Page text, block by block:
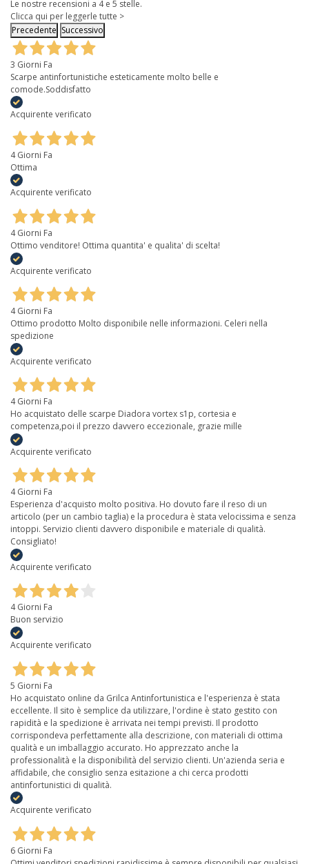
Le nostre recensioni a 4 e 5 stelle.
Clicca qui per leggerle tutte >
Precedente Successivo
3 Giorni Fa
Scarpe antinfortunistiche esteticamente molto belle e
comode.Soddisfatto
Acquirente verificato
4 Giorni Fa
Ottima
Acquirente verificato
4 Giorni Fa
Ottimo venditore! Ottima quantita' e qualita' di scelta!
Acquirente verificato
4 Giorni Fa
Ottimo prodotto Molto disponibile nelle informazioni. Celeri nella
spedizione
Acquirente verificato
4 Giorni Fa
Ho acquistato delle scarpe Diadora vortex s1p, cortesia e
competenza,poi il prezzo davvero eccezionale, grazie mille
Acquirente verificato
4 Giorni Fa
Esperienza d'acquisto molto positiva. Ho dovuto fare il reso di un
articolo (per un cambio taglia) e la procedura è stata velocissima e senza
intoppi. Servizio clienti davvero disponibile e materiale di qualità.
Consigliato!
Acquirente verificato
4 Giorni Fa
Buon servizio
Acquirente verificato
5 Giorni Fa
Ho acquistato online da Grilca Antinfortunistica e l'esperienza è stata
eccellente. Il sito è semplice da utilizzare, l'ordine è stato gestito con
rapidità e la spedizione è arrivata nei tempi previsti. Il prodotto
corrispondeva perfettamente alla descrizione, con materiali di ottima
qualità e un imballaggio accurato. Ho apprezzato anche la
professionalità e la disponibilità del servizio clienti. Un'azienda seria e
affidabile, che consiglio senza esitazione a chi cerca prodotti
antinfortunistici di qualità.
Acquirente verificato
6 Giorni Fa